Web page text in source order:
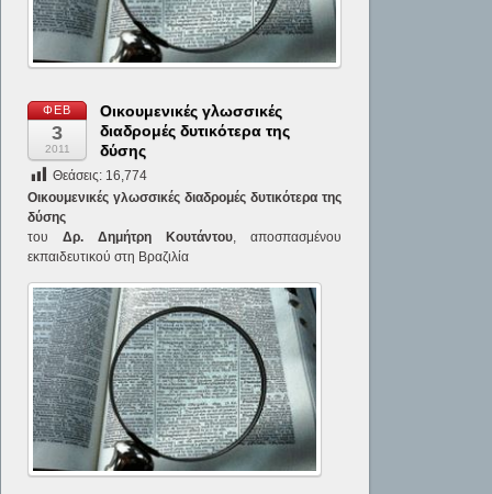
ΦΕΒ
3
2011
Οικουμενικές γλωσσικές
διαδρομές δυτικότερα της
δύσης
Θεάσεις: 16,774
Οικουμενικές γλωσσικές διαδρομές δυτικότερα της
δύσης
τουΔρ. Δημήτρη Κουτάντου, αποσπασμένου
εκπαιδευτικού στη Βραζιλία